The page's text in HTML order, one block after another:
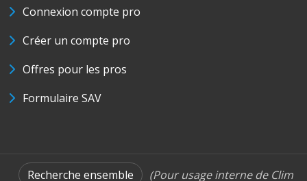
Connexion compte pro
Créer un compte pro
Offres pour les pros
Formulaire SAV
Recherche ensemble (Pour usage interne de Clim